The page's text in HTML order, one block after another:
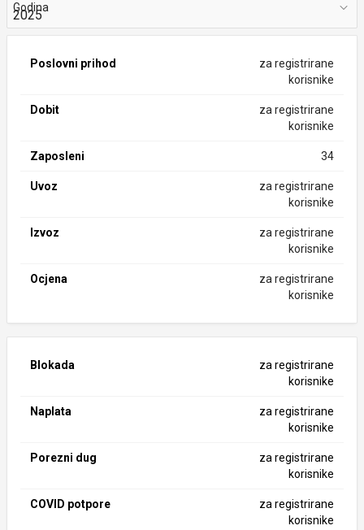
Godina
Poslovni prihod
za registrirane
korisnike
Dobit
za registrirane
korisnike
Zaposleni 34
Uvoz
za registrirane
korisnike
Izvoz
za registrirane
korisnike
Ocjena
za registrirane
korisnike
Blokada
za registrirane
korisnike
Naplata
za registrirane
korisnike
Porezni dug
za registrirane
korisnike
COVID potpore
za registrirane
korisnike